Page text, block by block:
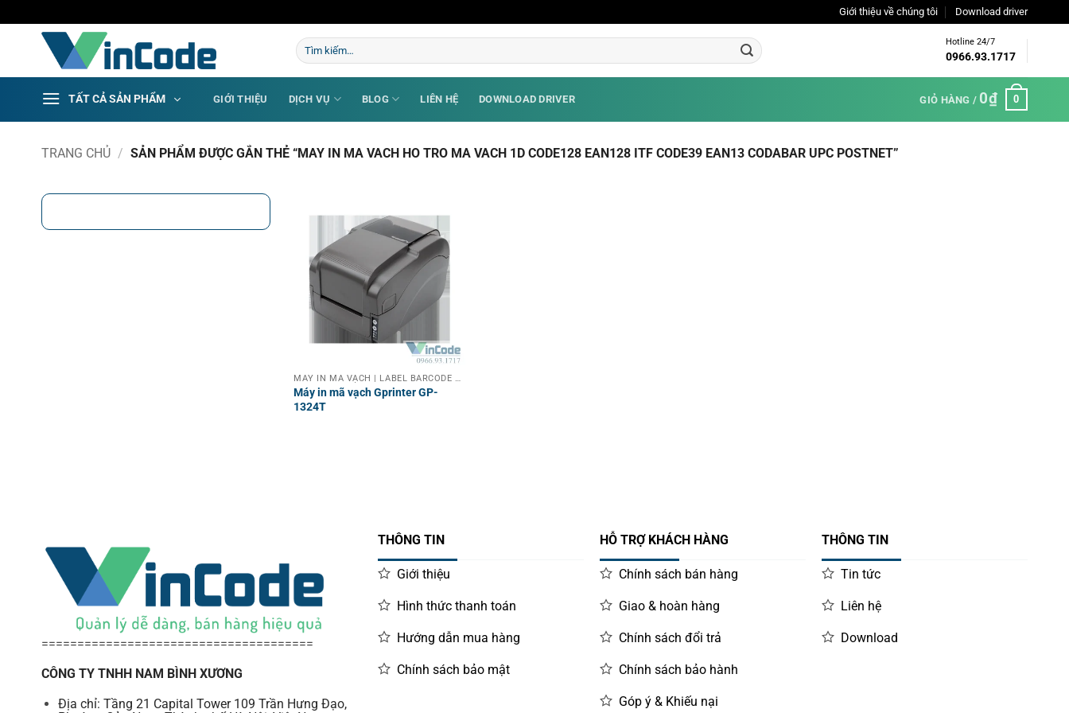
qua
Giới thiệu về chúng tôi Download driver
Tìm
kiếm:
Hotline 24/7
0966.93.1717
TẤT CẢ SẢN PHẨM GIỚI THIỆU DỊCH VỤ BLOG LIÊN HỆ DOWNLOAD DRIVER GIỎ HÀNG / 0₫ 0
TRANG CHỦ / SẢN PHẨM ĐƯỢC GẮN THẺ “MAY IN MA VACH HO TRO MA VACH 1D CODE128 EAN128 ITF CODE39 EAN13 CODABAR UPC POSTNET”
MÁY IN MÃ VẠCH | LABEL BARCODE PRINTER
Máy in mã vạch Gprinter GP-
1324T
======================================
CÔNG TY TNHH NAM BÌNH XƯƠNG
Địa chỉ: Tầng 21 Capital Tower 109 Trần Hưng Đạo,
THÔNG TIN
Giới thiệu
Hình thức thanh toán
Hướng dẫn mua hàng
Chính sách bảo mật
HỖ TRỢ KHÁCH HÀNG
Chính sách bán hàng
Giao & hoàn hàng
Chính sách đổi trả
Chính sách bảo hành
Góp ý & Khiếu nại
THÔNG TIN
Tin tức
Liên hệ
Download